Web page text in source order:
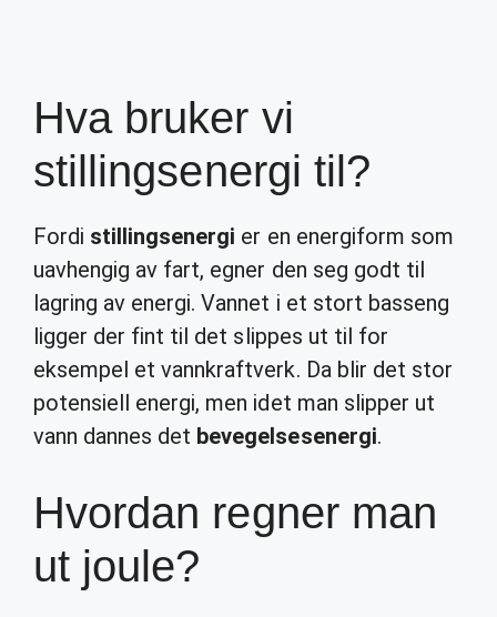
Hva bruker vi
stillingsenergi til?
Fordi stillingsenergi er en energiform som
uavhengig av fart, egner den seg godt til
lagring av energi. Vannet i et stort basseng
ligger der fint til det slippes ut til for
eksempel et vannkraftverk. Da blir det stor
potensiell energi, men idet man slipper ut
vann dannes det bevegelsesenergi.
Hvordan regner man
ut joule?